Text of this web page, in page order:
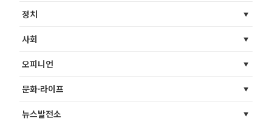
정치
사회
오피니언
문화·라이프
뉴스발전소